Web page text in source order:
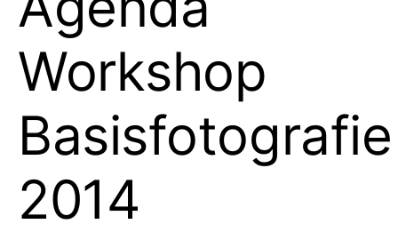
Workshop
Basisfotografie
2014